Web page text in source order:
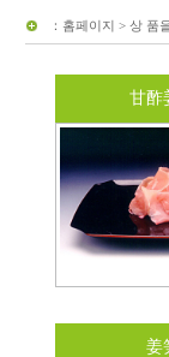
： 홈페이지 > 상 품
甘酢
姜